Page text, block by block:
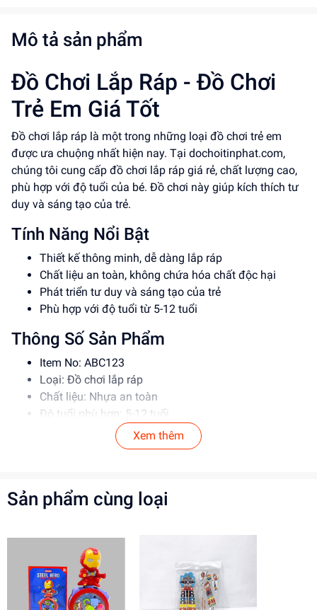
Mô tả sản phẩm
Đồ Chơi Lắp Ráp - Đồ Chơi
Trẻ Em Giá Tốt
Đồ chơi lắp ráp là một trong những loại đồ chơi trẻ em
được ưa chuộng nhất hiện nay. Tại dochoitinphat.com,
chúng tôi cung cấp đồ chơi lắp ráp giá rẻ, chất lượng cao,
phù hợp với độ tuổi của bé. Đồ chơi này giúp kích thích tư
duy và sáng tạo của trẻ.
Tính Năng Nổi Bật
Thiết kế thông minh, dễ dàng lắp ráp
Chất liệu an toàn, không chứa hóa chất độc hại
Phát triển tư duy và sáng tạo của trẻ
Phù hợp với độ tuổi từ 5-12 tuổi
Thông Số Sản Phẩm
Item No: ABC123
Loại: Đồ chơi lắp ráp
Chất liệu: Nhựa an toàn
Độ tuổi phù hợp: 5-12 tuổi
Hướng Dẫn Sử Dụng
Giám sát trẻ khi chơi để đảm bảo an toàn
Phát triển tư duy và sáng tạo
Rèn luyện kỹ năng giải quyết vấn đề
Tăng cường khả năng phối hợp tay mắt
Xem thêm
Sản phẩm cùng loại